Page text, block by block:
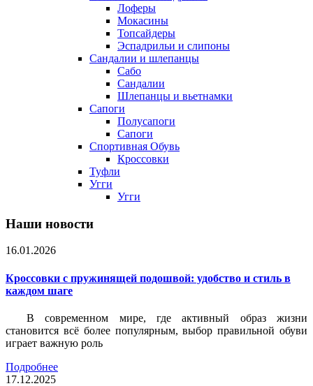
Лоферы
Мокасины
Топсайдеры
Эспадрильи и слипоны
Сандалии и шлепанцы
Сабо
Сандалии
Шлепанцы и вьетнамки
Сапоги
Полусапоги
Сапоги
Спортивная Обувь
Кроссовки
Туфли
Угги
Угги
Наши новости
16.01.2026
Кроссовки с пружинящей подошвой: удобство и стиль в
каждом шаге
В современном мире, где активный образ жизни
становится всё более популярным, выбор правильной обуви
играет важную роль
Подробнее
17.12.2025